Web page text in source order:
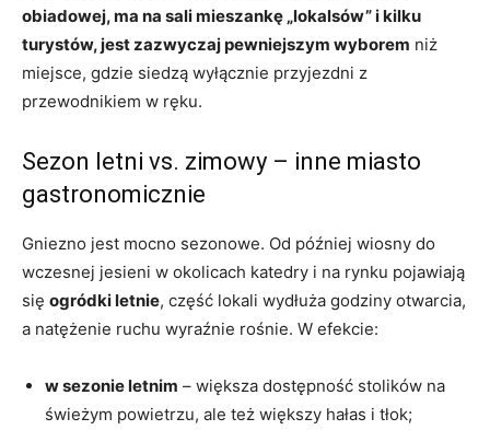
obiadowej, ma na sali mieszankę „lokalsów” i kilku
turystów, jest zazwyczaj pewniejszym wyborem niż
miejsce, gdzie siedzą wyłącznie przyjezdni z
przewodnikiem w ręku.
Sezon letni vs. zimowy – inne miasto
gastronomicznie
Gniezno jest mocno sezonowe. Od później wiosny do
wczesnej jesieni w okolicach katedry i na rynku pojawiają
się ogródki letnie, część lokali wydłuża godziny otwarcia,
a natężenie ruchu wyraźnie rośnie. W efekcie:
w sezonie letnim – większa dostępność stolików na
świeżym powietrzu, ale też większy hałas i tłok;